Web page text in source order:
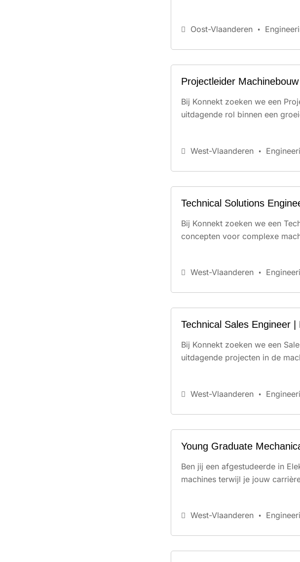
Oost-Vlaanderen
Projectleider Machinebouw
Bij Konnekt zoeken we een
uitdagende rol binnen een
West-Vlaanderen
Technical Solutions
Bij Konnekt zoeken we een
concepten voor complexe
West-Vlaanderen
Technical Sales Engineer
Bij Konnekt zoeken we een
uitdagende projecten in de
West-Vlaanderen
Young Graduate
Ben jij een afgestudeerde in
machines terwijl je jouw
West-Vlaanderen